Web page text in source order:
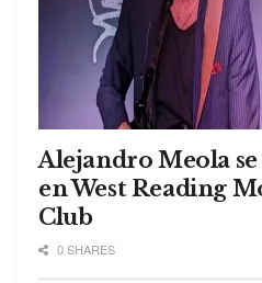
Alejandro Meola
en West Reading
Club
0 SHARES